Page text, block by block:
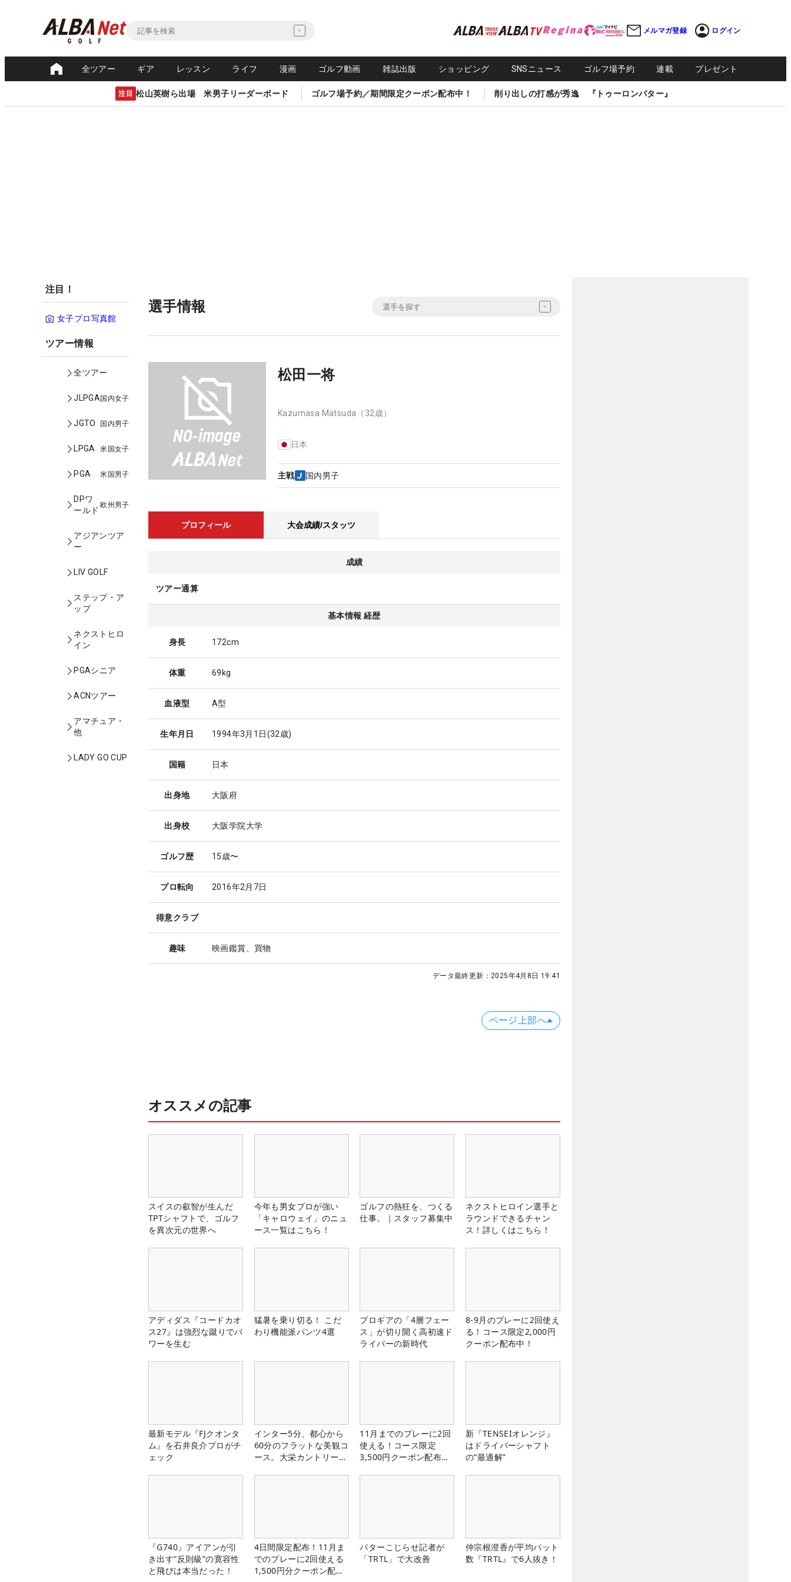
メルマガ登録 ログイン
全ツアー ギア レッスン ライフ 漫画 ゴルフ動画 雑誌出版 ショッピング SNSニュース ゴルフ場予約 連載 プレゼント
注目 松山英樹ら出場 米男子リーダーボード ゴルフ場予約／期間限定クーポン配布中！ 削り出しの打感が秀逸 『トゥーロンパター』
注目！
女子プロ写真館
ツアー情報
全ツアー
JLPGA国内女子
JGTO 国内男子
LPGA 米国女子
PGA 米国男子
DPワ
ールド
欧州男子
アジアンツア
ー
LIV GOLF
ステップ・ア
ップ
ネクストヒロ
イン
PGAシニア
ACNツアー
アマチュア・
他
LADY GO CUP
選手情報
松田一将
Kazumasa Matsuda （32歳）
日本
主戦 国内男子
プロフィール 大会成績/スタッツ
成績
ツアー通算
基本情報 経歴
身長 172cm
体重 69kg
血液型 A型
生年月日 1994年3月1日(32歳)
国籍 日本
出身地 大阪府
出身校 大阪学院大学
ゴルフ歴 15歳〜
プロ転向 2016年2月7日
得意クラブ
趣味 映画鑑賞、買物
データ最終更新： 2025年4月8日 19:41
ページ上部へ
オススメの記事
スイスの叡智が生んだ
TPTシャフトで、ゴルフ
を異次元の世界へ
今年も男女プロが強い
「キャロウェイ」のニュ
ース一覧はこちら！
ゴルフの熱狂を、つくる
仕事。｜スタッフ募集中
ネクストヒロイン選手と
ラウンドできるチャン
ス！詳しくはこちら！
アディダス『コードカオ
ス27』は強烈な蹴りでパ
ワーを生む
猛暑を乗り切る！ こだ
わり機能派パンツ4選
プロギアの「4層フェー
ス」が切り開く高初速ド
ライバーの新時代
8-9月のプレーに2回使え
る！コース限定2,000円
クーポン配布中！
最新モデル『FJクオンタ
ム』を石井良介プロがチ
ェック
インター5分、都心から
60分のフラットな美観コ
ース。大栄カントリー俱
11月までのプレーに2回
使える！コース限定
3,500円クーポン配布
新『TENSEIオレンジ』
はドライバーシャフト
の“最適解”
『G740』アイアンが引
き出す“反則級”の寛容性
と飛びは本当だった！
4日間限定配布！11月ま
でのプレーに2回使える
1,500円分クーポン配布
パターこじらせ記者が
「TRTL」で大改善
仲宗根澄香が平均パット
数『TRTL』で6人抜き！